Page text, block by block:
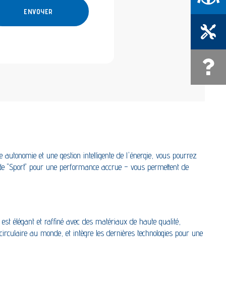
et une gestion intelligente de l'énergie, vous pourrez
"Sport" pour une performance accrue – vous permettent de
élégant et raffiné avec des matériaux de haute qualité,
au monde, et intègre les dernières technologies pour une
Prendre
Une